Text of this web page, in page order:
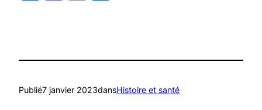
Publié7 janvier 2023dansHistoire et santé